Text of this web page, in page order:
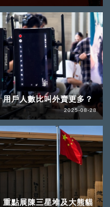
戶人數比叫外賣更多？
2025-08-28
點展陳三星堆及大熊貓